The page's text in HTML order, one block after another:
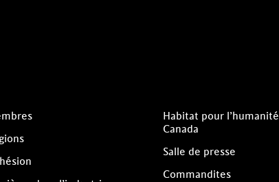
Habitat pour l’humanité
Canada
Salle de presse
Commandites